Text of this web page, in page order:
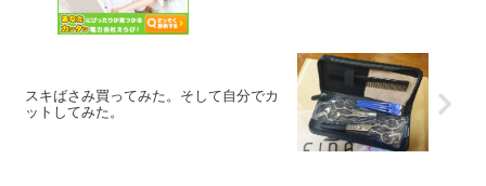
スキばさみ買ってみた。そして自分でカ
ットしてみた。